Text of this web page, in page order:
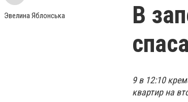
Эвелина Яблонська
В
9 в 12:10
квартир на